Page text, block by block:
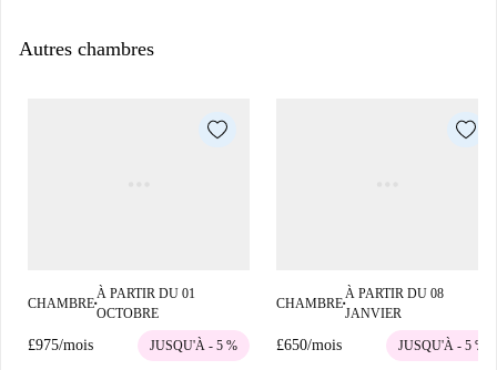
Autres chambres
CHAMBRE■
À PARTIR DU 01
OCTOBRE
£975/mois JUSQU'À - 5 %
CHAMBRE■
À PARTIR DU 08
JANVIER
£650/mois JUSQU'À - 5 %